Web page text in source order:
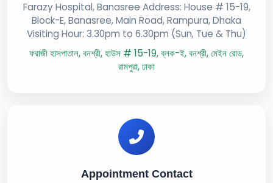
Farazy Hospital, Banasree Address: House # 15-19,
Block-E, Banasree, Main Road, Rampura, Dhaka
Visiting Hour: 3.30pm to 6.30pm (Sun, Tue & Thu)
ফরাজী হাসপাতাল, বনশ্রী, হাউস # 15-19, ব্লক-ই, বনশ্রী, মেইন রোড,
রামপুরা, ঢাকা
Appointment Contact